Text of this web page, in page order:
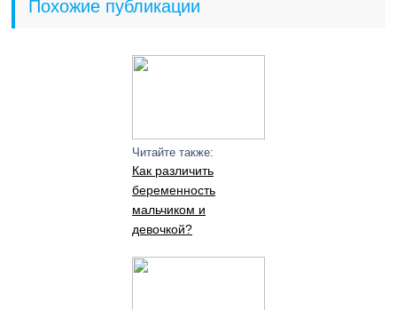
Похожие публикации
Читайте также:
Как различить
беременность
мальчиком и
девочкой?